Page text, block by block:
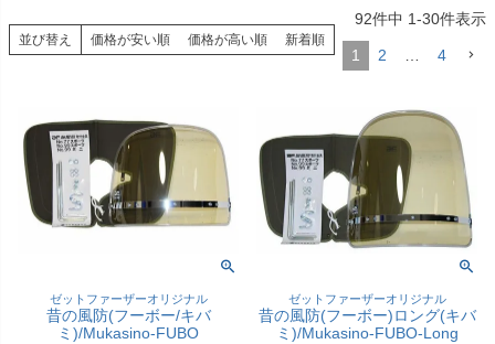
並び替え 価格が安い順 価格が高い順 新着順
92件中 1-30件表示
1 2 4
ゼットファーザーオリジナル
昔の風防(フーボー/キバ
ミ)/Mukasino-FUBO
ゼットファーザーオリジナル
昔の風防(フーボー)ロング(キバ
ミ)/Mukasino-FUBO-Long